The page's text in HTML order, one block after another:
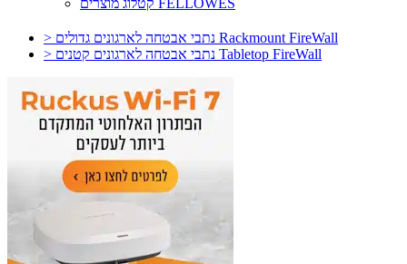
קטלוג מוצרים FELLOWES
> נתבי אבטחה לארגונים גדולים Rackmount FireWall
> נתבי אבטחה לארגונים קטנים Tabletop FireWall